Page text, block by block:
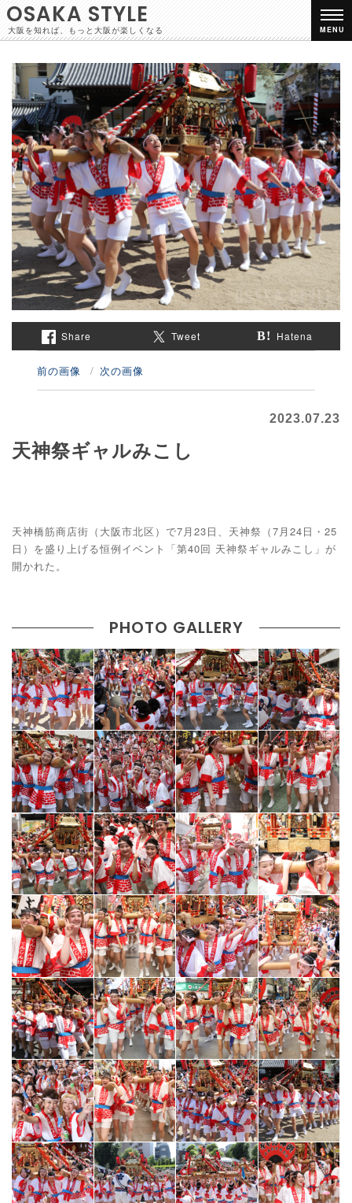
OSAKA STYLE
大阪を知れば、もっと大阪が楽しくなる MENU
Share Tweet Hatena
前の画像 次の画像
2023.07.23
天神祭ギャルみこし
天神橋筋商店街（大阪市北区）で7月23日、天神祭（7月24日・25
日）を盛り上げる恒例イベント「第40回 天神祭ギャルみこし」が
開かれた。
PHOTO GALLERY